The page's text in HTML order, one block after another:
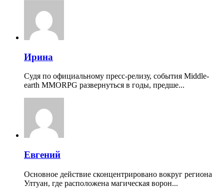
Ирина
Судя по официальному пресс-релизу, события Middle-
earth MMORPG развернуться в годы, предше...
Евгений
Основное действие сконцентрировано вокруг региона
Ултуан, где расположена магическая ворон...